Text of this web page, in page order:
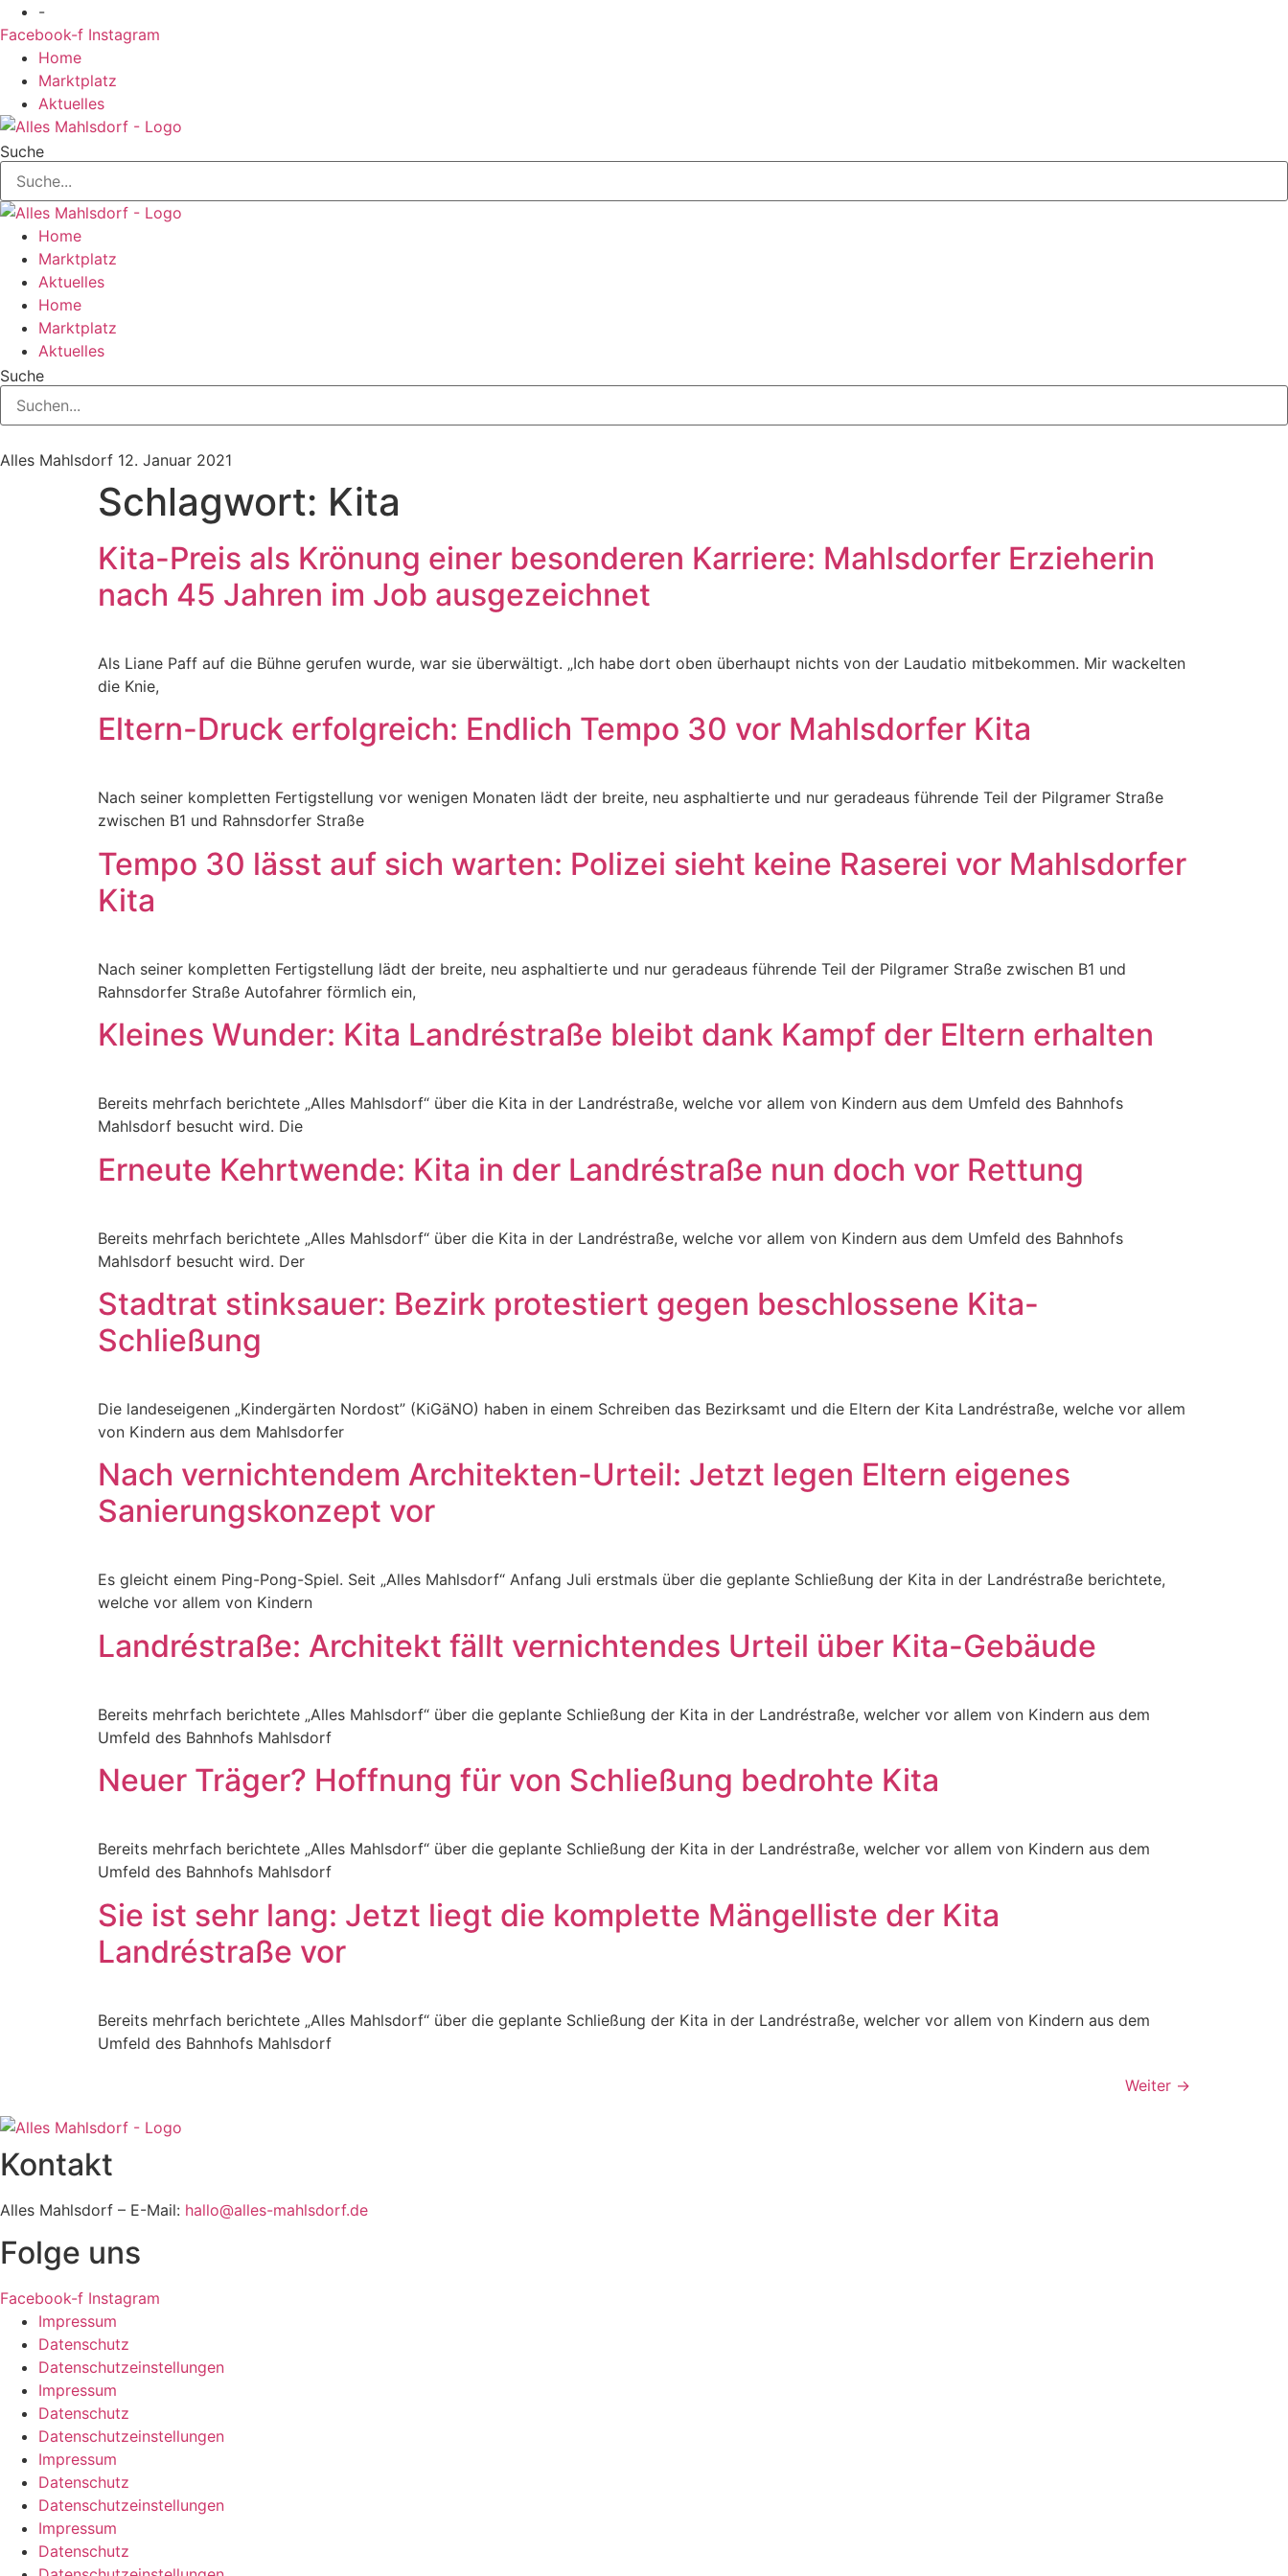
Zum
Inhalt
springen
-
Facebook-f Instagram
Home
Marktplatz
Aktuelles
Suche
Home
Marktplatz
Aktuelles
Home
Marktplatz
Aktuelles
Suche
Alles Mahlsdorf 12. Januar 2021
Schlagwort: Kita
Kita-Preis als Krönung einer besonderen Karriere: Mahlsdorfer Erzieherin
nach 45 Jahren im Job ausgezeichnet
Als Liane Paff auf die Bühne gerufen wurde, war sie überwältigt. „Ich habe dort oben überhaupt nichts von der Laudatio mitbekommen. Mir wackelten
die Knie,
Eltern-Druck erfolgreich: Endlich Tempo 30 vor Mahlsdorfer Kita
Nach seiner kompletten Fertigstellung vor wenigen Monaten lädt der breite, neu asphaltierte und nur geradeaus führende Teil der Pilgramer Straße
zwischen B1 und Rahnsdorfer Straße
Tempo 30 lässt auf sich warten: Polizei sieht keine Raserei vor Mahlsdorfer
Kita
Nach seiner kompletten Fertigstellung lädt der breite, neu asphaltierte und nur geradeaus führende Teil der Pilgramer Straße zwischen B1 und
Rahnsdorfer Straße Autofahrer förmlich ein,
Kleines Wunder: Kita Landréstraße bleibt dank Kampf der Eltern erhalten
Bereits mehrfach berichtete „Alles Mahlsdorf“ über die Kita in der Landréstraße, welche vor allem von Kindern aus dem Umfeld des Bahnhofs
Mahlsdorf besucht wird. Die
Erneute Kehrtwende: Kita in der Landréstraße nun doch vor Rettung
Bereits mehrfach berichtete „Alles Mahlsdorf“ über die Kita in der Landréstraße, welche vor allem von Kindern aus dem Umfeld des Bahnhofs
Mahlsdorf besucht wird. Der
Stadtrat stinksauer: Bezirk protestiert gegen beschlossene Kita-
Schließung
Die landeseigenen „Kindergärten Nordost” (KiGäNO) haben in einem Schreiben das Bezirksamt und die Eltern der Kita Landréstraße, welche vor allem
von Kindern aus dem Mahlsdorfer
Nach vernichtendem Architekten-Urteil: Jetzt legen Eltern eigenes
Sanierungskonzept vor
Es gleicht einem Ping-Pong-Spiel. Seit „Alles Mahlsdorf“ Anfang Juli erstmals über die geplante Schließung der Kita in der Landréstraße berichtete,
welche vor allem von Kindern
Landréstraße: Architekt fällt vernichtendes Urteil über Kita-Gebäude
Bereits mehrfach berichtete „Alles Mahlsdorf“ über die geplante Schließung der Kita in der Landréstraße, welcher vor allem von Kindern aus dem
Umfeld des Bahnhofs Mahlsdorf
Neuer Träger? Hoffnung für von Schließung bedrohte Kita
Bereits mehrfach berichtete „Alles Mahlsdorf“ über die geplante Schließung der Kita in der Landréstraße, welcher vor allem von Kindern aus dem
Umfeld des Bahnhofs Mahlsdorf
Sie ist sehr lang: Jetzt liegt die komplette Mängelliste der Kita
Landréstraße vor
Bereits mehrfach berichtete „Alles Mahlsdorf“ über die geplante Schließung der Kita in der Landréstraße, welcher vor allem von Kindern aus dem
Umfeld des Bahnhofs Mahlsdorf
Weiter →
Kontakt
Alles Mahlsdorf – E-Mail: hallo@alles-mahlsdorf.de
Folge uns
Facebook-f Instagram
Impressum
Datenschutz
Datenschutzeinstellungen
Impressum
Datenschutz
Datenschutzeinstellungen
Impressum
Datenschutz
Datenschutzeinstellungen
Impressum
Datenschutz